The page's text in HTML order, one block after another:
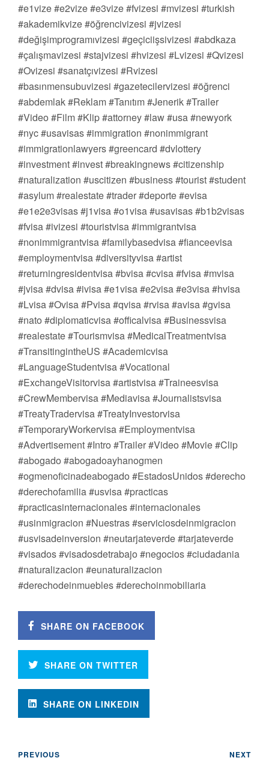
#e1vize #e2vize #e3vize #fvizesi #mvizesi #turkish
#akademikvize #öğrencivizesi #jvizesi
#değişimprogramıvizesi #geçiciişsivizesi #abdkaza
#çalışmavizesi #stajvizesi #hvizesi #Lvizesi #Qvizesi
#Ovizesi #sanatçıvizesi #Rvizesi
#basınmensubuvizesi #gazetecilervizesi #öğrenci
#abdemlak #Reklam #Tanıtım #Jenerik #Trailer
#Video #Film #Klip #attorney #law #usa #newyork
#nyc #usavisas #immigration #nonimmigrant
#immigrationlawyers #greencard #dvlottery
#investment #invest #breakingnews #citizenship
#naturalization #uscitizen #business #tourist #student
#asylum #realestate #trader #deporte #evisa
#e1e2e3visas #j1visa #o1visa #usavisas #b1b2visas
#fvisa #ivizesi #touristvisa #immigrantvisa
#nonimmigrantvisa #familybasedvisa #fianceevisa
#employmentvisa #diversityvisa #artist
#returningresidentvisa #bvisa #cvisa #fvisa #mvisa
#jvisa #dvisa #ivisa #e1visa #e2visa #e3visa #hvisa
#Lvisa #Ovisa #Pvisa #qvisa #rvisa #avisa #gvisa
#nato #diplomaticvisa #officalvisa #Businessvisa
#realestate #Tourismvisa #MedicalTreatmentvisa
#TransitingintheUS #Academicvisa
#LanguageStudentvisa #Vocational
#ExchangeVisitorvisa #artistvisa #Traineesvisa
#CrewMembervisa #Mediavisa #Journalistsvisa
#TreatyTradervisa #TreatyInvestorvisa
#TemporaryWorkervisa #Employmentvisa
#Advertisement #Intro #Trailer #Video #Movie #Clip
#abogado #abogadoayhanogmen
#ogmenoficinadeabogado #EstadosUnidos #derecho
#derechofamilia #usvisa #practicas
#practicasinternacionales #internacionales
#usinmigracion #Nuestras #serviciosdeinmigracion
#usvisadeinversion #neutarjateverde #tarjateverde
#visados #visadosdetrabajo #negocios #ciudadania
#naturalizacion #eunaturalizacion
#derechodeinmuebles #derechoinmobiliaria
SHARE ON FACEBOOK
SHARE ON TWITTER
SHARE ON LINKEDIN
PREVIOUS NEXT